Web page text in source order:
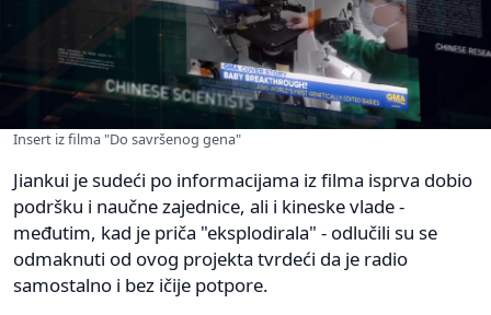
Insert iz filma "Do savršenog gena"
Jiankui je sudeći po informacijama iz filma isprva dobio
podršku i naučne zajednice, ali i kineske vlade -
međutim, kad je priča "eksplodirala" - odlučili su se
odmaknuti od ovog projekta tvrdeći da je radio
samostalno i bez ičije potpore.